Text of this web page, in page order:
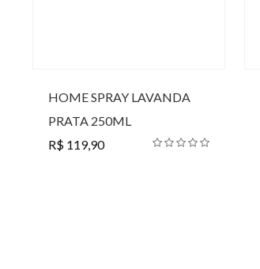
HOME SPRAY LAVANDA
PRATA 250ML
R$ 119,90